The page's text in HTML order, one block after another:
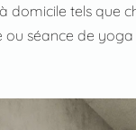
domicile tels que
ou séance de yoga